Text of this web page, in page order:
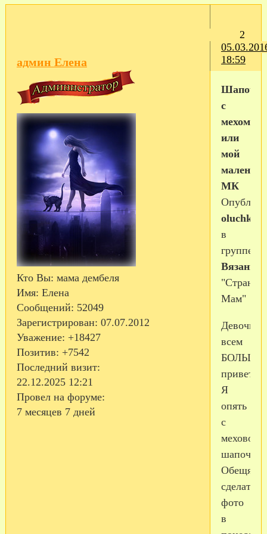
2
18:59
админ Елена
Кто Вы: мама дембеля
Имя: Елена
Сообщений: 52049
Зарегистрирован: 07.07.2012
Уважение: +18427
Позитив: +7542
Последний визит:
22.12.2025 12:21
Провел на форуме:
7 месяцев 7 дней
Шапочка
с
мехом
или
мой
МК
oluchka1
в
группе
Вязание
"Страна
Мам"
Девочки
всем
привет!!!
Я
опять
с
меховой
сделать
фото
в